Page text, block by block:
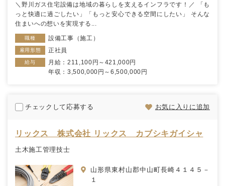
＼野川ガス住宅設備は地域の暮らしを支えるインフラです！／ 「も
っと快適に過ごしたい」「もっと安心できる空間にしたい」 そんな
住まいへの想いを実現する...
職種 設備工事（施工）
雇用形態 正社員
給与
月給：211,100円～421,000円
年収：3,500,000円～6,500,000円
チェックして応募する お気に入りに追加
リックス 株式会社 リックス カブシキガイシャ
土木施工管理技士
山形県東村山郡中山町長崎４１４５－
１